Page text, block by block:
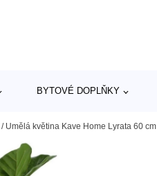
BYTOVÉ DOPLŇKY
/ Umělá květina Kave Home Lyrata 60 cm